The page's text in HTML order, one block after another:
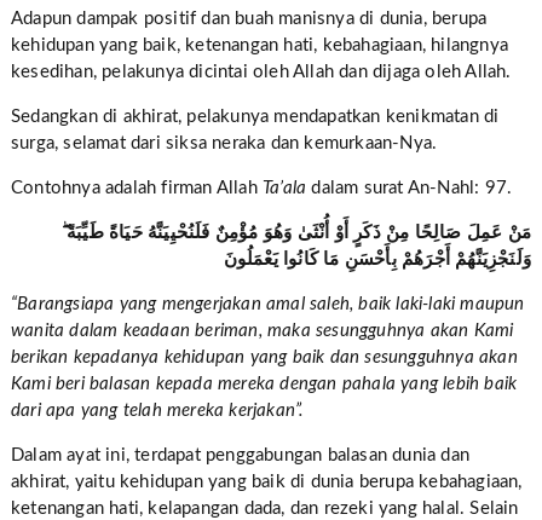
Adapun dampak positif dan buah manisnya di dunia, berupa
kehidupan yang baik, ketenangan hati, kebahagiaan, hilangnya
kesedihan, pelakunya dicintai oleh Allah dan dijaga oleh Allah.
Sedangkan di akhirat, pelakunya mendapatkan kenikmatan di
surga, selamat dari siksa neraka dan kemurkaan-Nya.
Contohnya adalah firman Allah Ta’aladalam surat An-Nahl: 97.
مَنْ عَمِلَ صَالِحًا مِنْ ذَكَرٍ أَوْ أُنْثَىٰ وَهُوَ مُؤْمِنٌ فَلَنُحْيِيَنَّهُ حَيَاةً طَيِّبَةً ۖ
وَلَنَجْزِيَنَّهُمْ أَجْرَهُمْ بِأَحْسَنِ مَا كَانُوا يَعْمَلُونَ
“Barangsiapa yang mengerjakan amal saleh, baik laki-laki maupun
wanita dalam keadaan beriman, maka sesungguhnya akan Kami
berikan kepadanya kehidupan yang baik dan sesungguhnya akan
Kami beri balasan kepada mereka dengan pahala yang lebih baik
dari apa yang telah mereka kerjakan”.
Dalam ayat ini, terdapat penggabungan balasan dunia dan
akhirat, yaitu kehidupan yang baik di dunia berupa kebahagiaan,
ketenangan hati, kelapangan dada, dan rezeki yang halal. Selain